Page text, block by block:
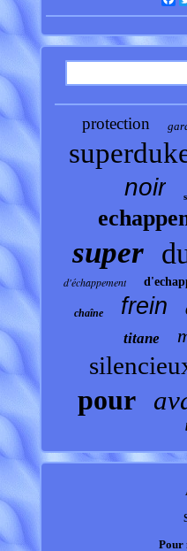
protection
noir
super
d'échappement
chaîne frein
titane
pour
Pour